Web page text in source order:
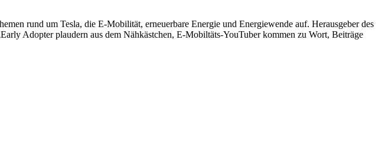
rund um Tesla, die E-Mobilität, erneuerbare Energie und Energiewende auf. Herausgeber des
Adopter plaudern aus dem Nähkästchen, E-Mobiltäts-YouTuber kommen zu Wort, Beiträge